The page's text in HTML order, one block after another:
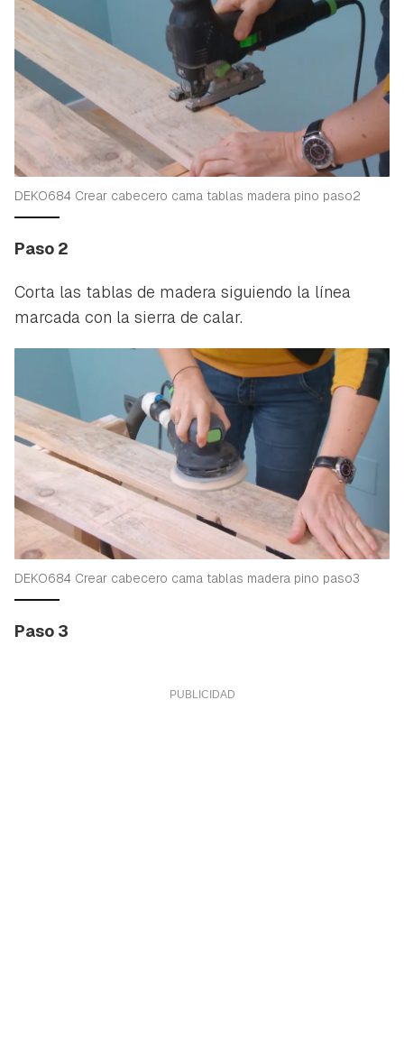
DEKO684 Crear cabecero cama tablas madera pino paso2
Paso 2
Corta las tablas de madera siguiendo la línea
marcada con la sierra de calar.
DEKO684 Crear cabecero cama tablas madera pino paso3
Paso 3